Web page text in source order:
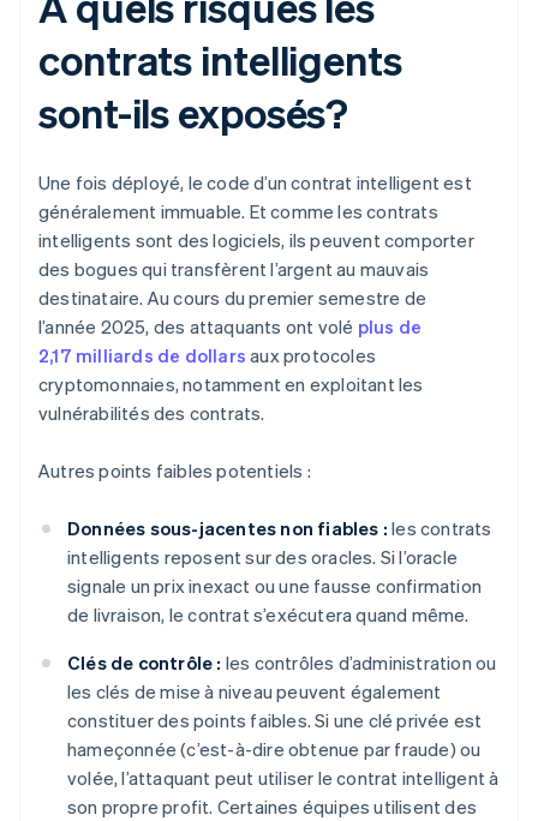
contrats intelligents
sont-ils exposés?
Une fois déployé, le code d’un contrat intelligent est
généralement immuable. Et comme les contrats
intelligents sont des logiciels, ils peuvent comporter
des bogues qui transfèrent l’argent au mauvais
destinataire. Au cours du premier semestre de
l’année 2025, des attaquants ont volé plus de
2,17 milliards de dollars aux protocoles
cryptomonnaies, notamment en exploitant les
vulnérabilités des contrats.
Autres points faibles potentiels :
Données sous-jacentes non fiables : les contrats
intelligents reposent sur des oracles. Si l’oracle
signale un prix inexact ou une fausse confirmation
de livraison, le contrat s’exécutera quand même.
Clés de contrôle : les contrôles d’administration ou
les clés de mise à niveau peuvent également
constituer des points faibles. Si une clé privée est
hameçonnée (c’est-à-dire obtenue par fraude) ou
volée, l’attaquant peut utiliser le contrat intelligent à
son propre profit. Certaines équipes utilisent des